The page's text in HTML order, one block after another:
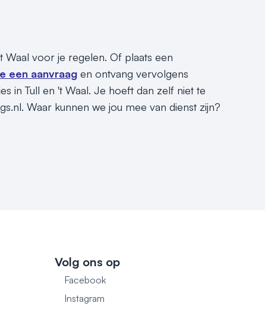
Waal voor je regelen. Of plaats een
een aanvraag en ontvang vervolgens
in Tull en 't Waal. Je hoeft dan zelf niet te
Waar kunnen we jou mee van dienst zijn?
Volg ons op
Facebook
Instagram